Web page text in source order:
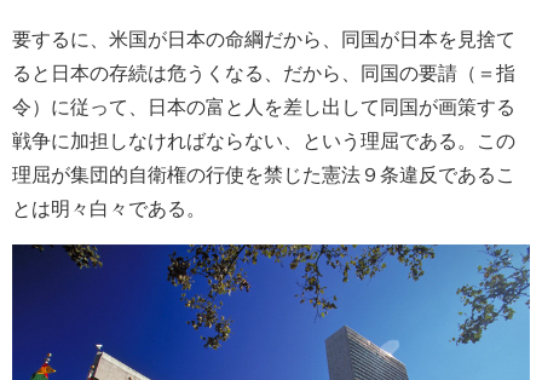
要するに、米国が日本の命綱だから、同国が日本を見捨て
ると日本の存続は危うくなる、だから、同国の要請（＝指
令）に従って、日本の富と人を差し出して同国が画策する
戦争に加担しなければならない、という理屈である。この
理屈が集団的自衛権の行使を禁じた憲法９条違反であるこ
とは明々白々である。